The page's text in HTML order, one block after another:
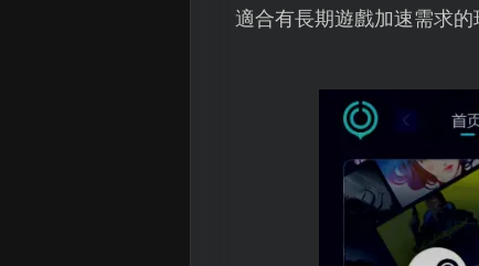
適合有長期遊戲加速需求的